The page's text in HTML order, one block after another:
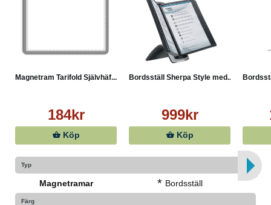
Magnetram Tarifold Självhäf...
184kr
Köp
Bordsställ Sherpa Style med...
999kr
Köp
Typ
Magnetramar * Bordsställ
Färg